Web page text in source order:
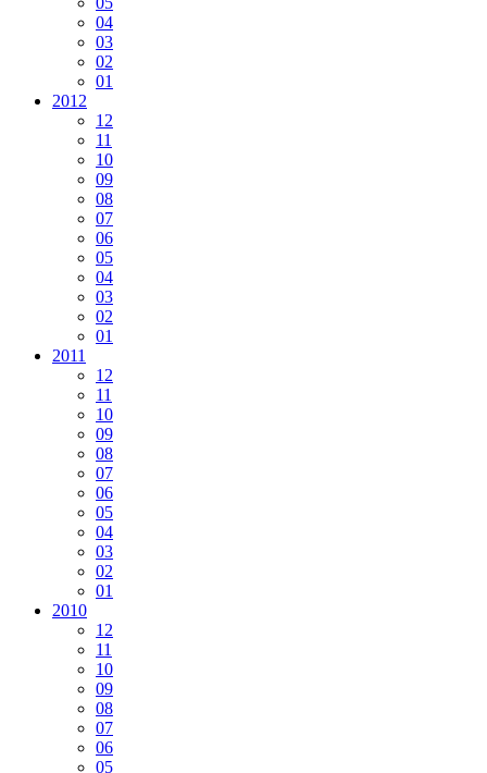
04
03
02
01
2012
12
11
10
09
08
07
06
05
04
03
02
01
2011
12
11
10
09
08
07
06
05
04
03
02
01
2010
12
11
10
09
08
07
06
05